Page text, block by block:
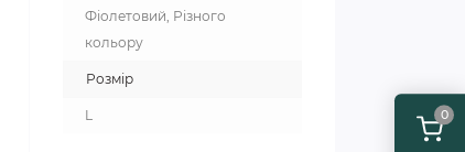
0
Фіолетовий, Різного
кольору
Розмір
L